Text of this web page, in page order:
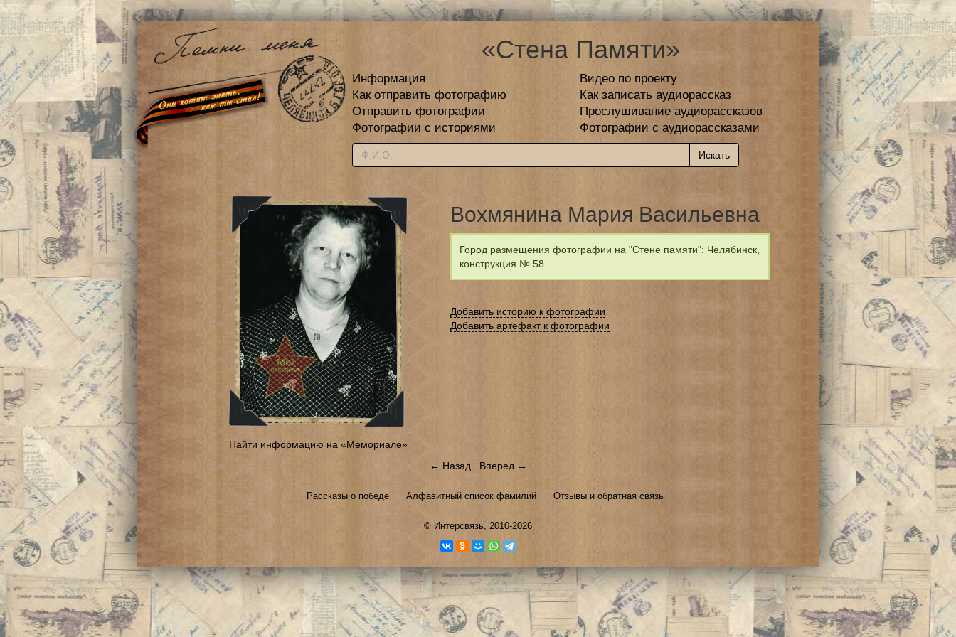
«Стена Памяти»
Информация
Видео по проекту
Как отправить фотографию
Как записать аудиорассказ
Отправить фотографии
Прослушивание аудиорассказов
Фотографии с историями
Фотографии с аудиорассказами
Найти информацию на «Мемориале»
Вохмянина Мария Васильевна
Город размещения фотографии на "Стене памяти": Челябинск,
конструкция № 58
Добавить историю к фотографии
Добавить артефакт к фотографии
← Назад Вперед →
Рассказы о победе Алфавитный список фамилий Отзывы и обратная связь
© Интерсвязь, 2010-2026